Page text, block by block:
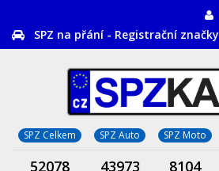
SPZ na přání - Registrační značky
SPZ Celkem SPZ Auto SPZ Moto
52078 43973 8104